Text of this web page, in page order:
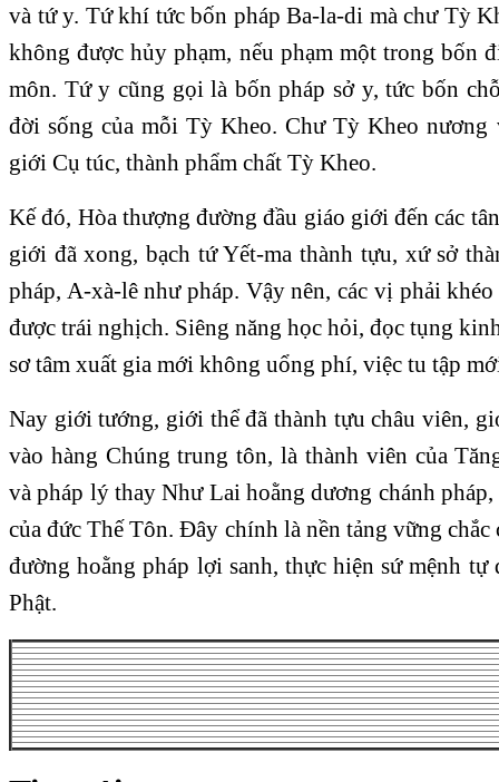
và tứ y. Tứ khí tức bốn pháp Ba-la-di mà chư Tỳ
không được hủy phạm, nếu phạm một trong bốn
môn. Tứ y cũng gọi là bốn pháp sở y, tức bốn
đời sống của mỗi Tỳ Kheo. Chư Tỳ Kheo nương
giới Cụ túc, thành phẩm chất Tỳ Kheo.
Kế đó, Hòa thượng đường đầu giáo giới đến các
giới đã xong, bạch tứ Yết-ma thành tựu, xứ sở
pháp, A-xà-lê như pháp. Vậy nên, các vị phải
được trái nghịch. Siêng năng học hỏi, đọc tụng
sơ tâm xuất gia mới không uổng phí, việc tu tập
Nay giới tướng, giới thể đã thành tựu châu viên,
vào hàng Chúng trung tôn, là thành viên của
và pháp lý thay Như Lai hoằng dương chánh
của đức Thế Tôn. Đây chính là nền tảng vững
đường hoằng pháp lợi sanh, thực hiện sứ mệnh
Phật.